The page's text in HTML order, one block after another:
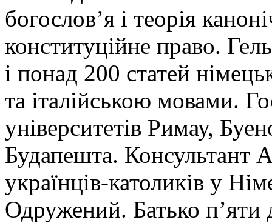
богослов’я і теорія
конституційне право.
і понад 200 статей
та італійською мовами.
університетів Римау,
Будапешта. Консультант
українців-католиків у
Одружений. Батько п’яти